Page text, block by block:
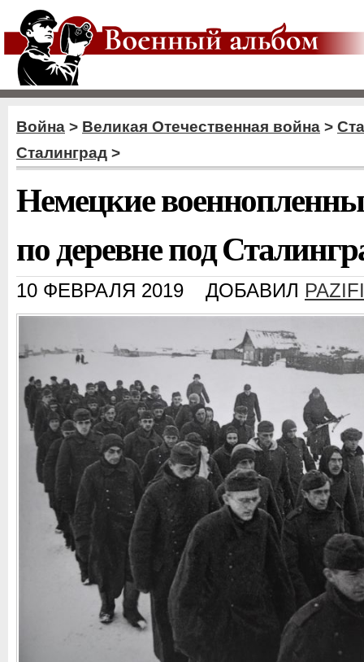
Война > Великая Отечественная война >
Сталинград >
Немецкие
по деревне под
10 ФЕВРАЛЯ 2019 ДОБАВИЛ